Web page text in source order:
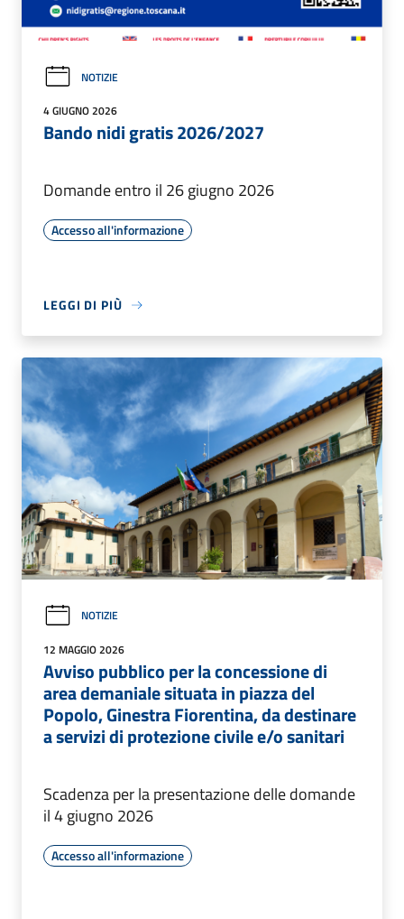
NOTIZIE
4 GIUGNO 2026
Bando nidi gratis 2026/2027
Domande entro il 26 giugno 2026
Accesso all'informazione
LEGGI DI PIÙ
NOTIZIE
12 MAGGIO 2026
Avviso pubblico per la concessione di
area demaniale situata in piazza del
Popolo, Ginestra Fiorentina, da destinare
a servizi di protezione civile e/o sanitari
Scadenza per la presentazione delle domande
il 4 giugno 2026
Accesso all'informazione